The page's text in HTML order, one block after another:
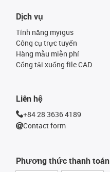
Phương thức thanh toán
Dịch vụ
Tính năng myigus
Công cụ trực tuyến
Hàng mẫu miễn phí
Cổng tải xuống file CAD
Liên hệ
+84 28 3636 4189
Contact form